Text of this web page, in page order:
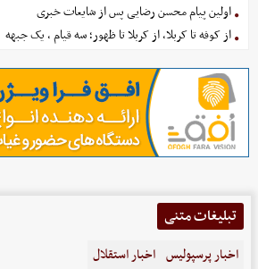
اولین پیام محسن رضایی پس از شایعات خبری
از کوفه تا کربلا، از کربلا تا ظهور؛ سه قیام ، یک جبهه
تبلیغات متنی
اخبار پرسپولیس اخبار استقلال